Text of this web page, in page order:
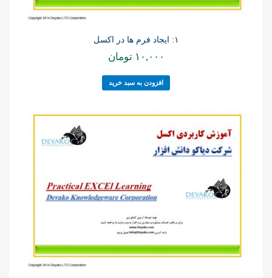
۱: ایجاد فرم ها در اکسل
۱۰,۰۰۰ تومان
افزودن به سبد خرید